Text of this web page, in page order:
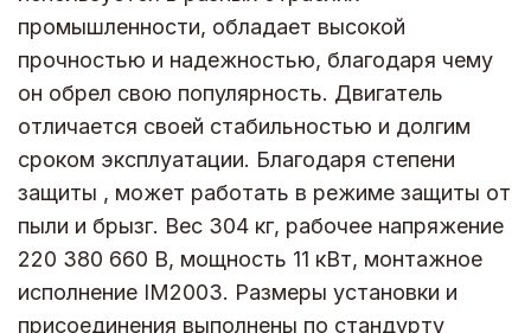
промышленности, обладает высокой
прочностью и надежностью, благодаря чему
он обрел свою популярность. Двигатель
отличается своей стабильностью и долгим
сроком эксплуатации. Благодаря степени
защиты , может работать в режиме защиты от
пыли и брызг. Вес 304 кг, рабочее напряжение
220 380 660 В, мощность 11 кВт, монтажное
исполнение IM2003. Размеры установки и
присоединения выполнены по стандурту